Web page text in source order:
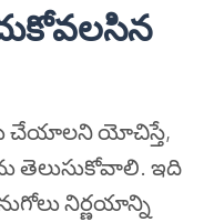
చేయాలని యోచిస్తే,
తెలుసుకోవాలి. ఇది
నిర్ణయాన్ని